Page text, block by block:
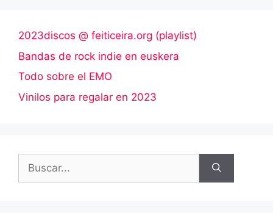
2023discos @ feiticeira.org (playlist)
Bandas de rock indie en euskera
Todo sobre el EMO
Vinilos para regalar en 2023